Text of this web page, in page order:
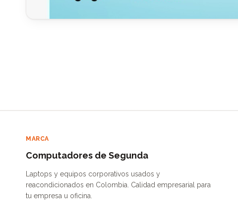
MARCA
Computadores de Segunda
Laptops y equipos corporativos usados y
reacondicionados en Colombia. Calidad empresarial para
tu empresa u oficina.